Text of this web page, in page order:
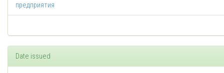
предприятия
Date issued